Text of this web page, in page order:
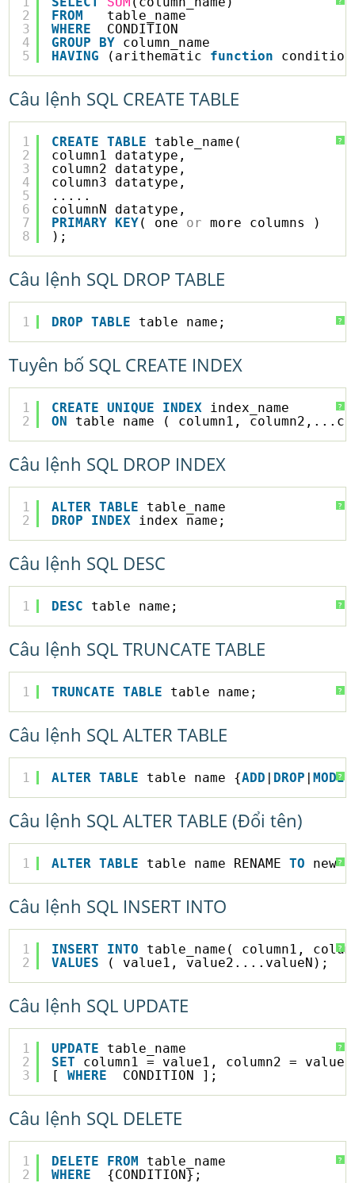
2
3
4
5
FROM
table_name
WHERE
CONDITION
GROUP
BY column_name
HAVING
(arithematic function
Câu lệnh SQL CREATE TABLE
?
1
2
3
4
5
6
7
8
CREATE TABLE
table_name(
column1 datatype,
column2 datatype,
column3 datatype,
.....
columnN datatype,
PRIMARY KEY( one or
more columns )
);
Câu lệnh SQL DROP TABLE
?
1 DROP TABLE table_name;
Tuyên bố SQL CREATE INDEX
?
1
2
CREATE UNIQUE INDEX index_name
ON
table_name ( column1,
Câu lệnh SQL DROP INDEX
?
1
2
ALTER TABLE
table_name
DROP
INDEX index_name;
Câu lệnh SQL DESC
?
1 DESC table_name;
Câu lệnh SQL TRUNCATE TABLE
?
1 TRUNCATE TABLE table_name;
Câu lệnh SQL ALTER TABLE
?
1 ALTER TABLE table_name {ADD | DROP |
Câu lệnh SQL ALTER TABLE (Đổi tên)
?
1 ALTER TABLE table_name RENAME TO
Câu lệnh SQL INSERT INTO
?
1
2
INSERT INTO
table_name( column1,
VALUES
( value1, value2....valueN);
Câu lệnh SQL UPDATE
?
1
2
3
UPDATE
table_name
SET
column1 = value1, column2 =
[ WHERE CONDITION ];
Câu lệnh SQL DELETE
?
1
2
DELETE FROM
table_name
WHERE
{CONDITION};